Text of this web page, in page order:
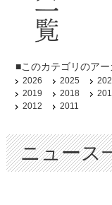
ニュース
■このカテゴリのア
2026 2025
2019
2018
2012
2011